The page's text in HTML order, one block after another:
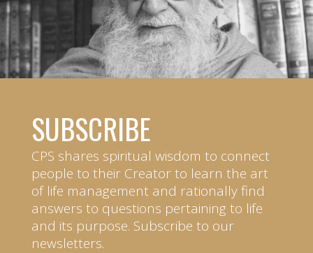
SUBSCRIBE
CPS shares spiritual wisdom to connect
people to their Creator to learn the art
of life management and rationally find
answers to questions pertaining to life
and its purpose. Subscribe to our
newsletters.